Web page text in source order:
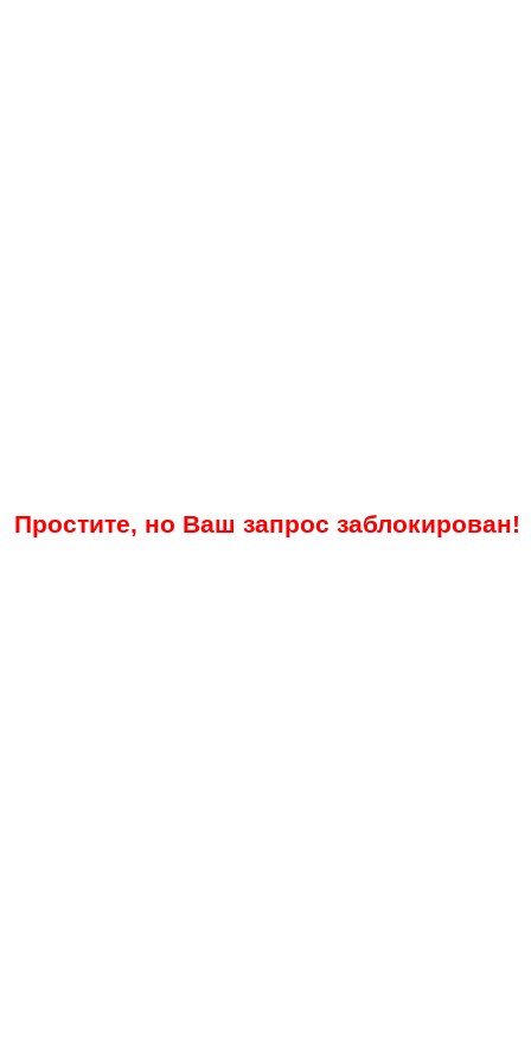
Простите, но Ваш запрос заблокирован!